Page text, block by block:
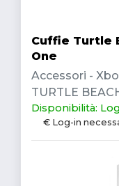
Cuffie Turtle
One
Accessori -
TURTLE
Disponibilità:
€ Log-in